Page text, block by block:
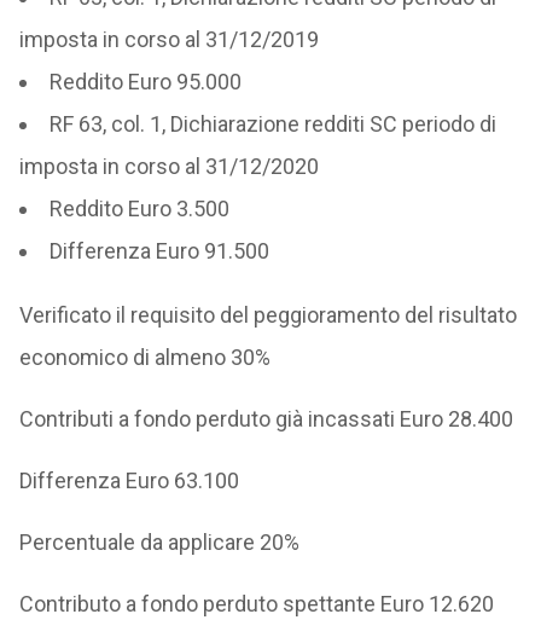
imposta in corso al 31/12/2019
Reddito Euro 95.000
RF 63, col. 1, Dichiarazione redditi SC periodo di
imposta in corso al 31/12/2020
Reddito Euro 3.500
Differenza Euro 91.500
Verificato il requisito del peggioramento del risultato
economico di almeno 30%
Contributi a fondo perduto già incassati Euro 28.400
Differenza Euro 63.100
Percentuale da applicare 20%
Contributo a fondo perduto spettante Euro 12.620